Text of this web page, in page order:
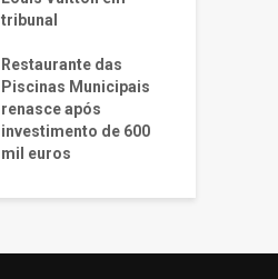
tribunal
Restaurante das
Piscinas Municipais
renasce após
investimento de 600
mil euros